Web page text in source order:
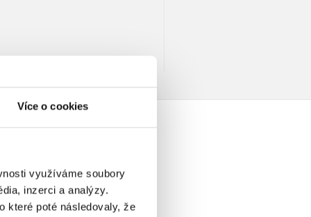
Více o cookies
využíváme soubory
inzerci a analýzy.
které poté následovaly, že